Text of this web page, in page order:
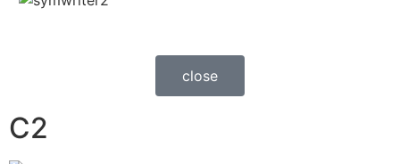
close
C2